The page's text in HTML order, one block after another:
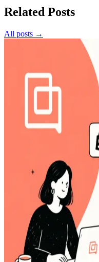
Related Posts
All posts →